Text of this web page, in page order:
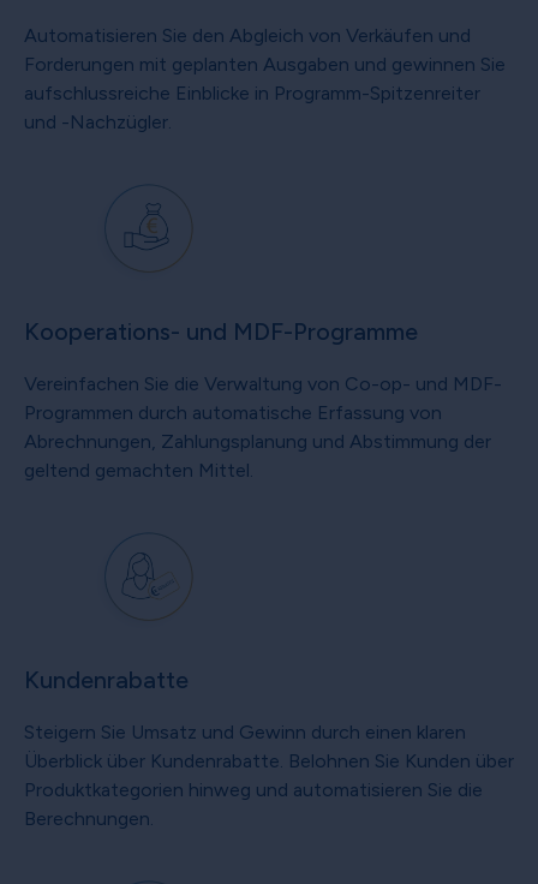
Automatisieren Sie den Abgleich von Verkäufen und
Forderungen mit geplanten Ausgaben und gewinnen Sie
aufschlussreiche Einblicke in Programm-Spitzenreiter
und -Nachzügler.
Kooperations- und MDF-Programme
Vereinfachen Sie die Verwaltung von Co-op- und MDF-
Programmen durch automatische Erfassung von
Abrechnungen, Zahlungsplanung und Abstimmung der
geltend gemachten Mittel.
Kundenrabatte
Steigern Sie Umsatz und Gewinn durch einen klaren
Überblick über Kundenrabatte. Belohnen Sie Kunden über
Produktkategorien hinweg und automatisieren Sie die
Berechnungen.